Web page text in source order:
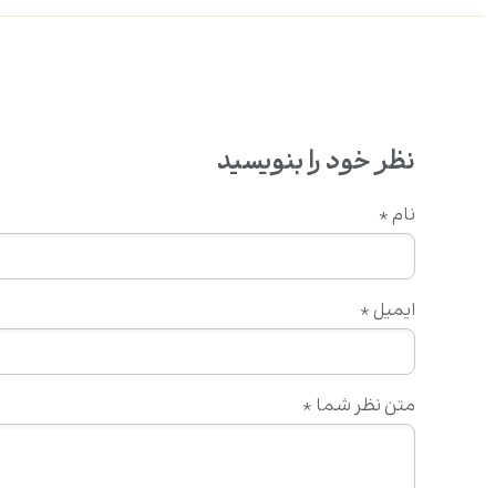
نظر خود را بنویسید
متن نظر شما *
نام *
ایمیل *